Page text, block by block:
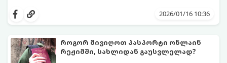
2026/01/16 10:36
როგორ მივიღოთ პასპორტი ონლაინ
რეჟიმში, სახლიდან გაუსვლელად?